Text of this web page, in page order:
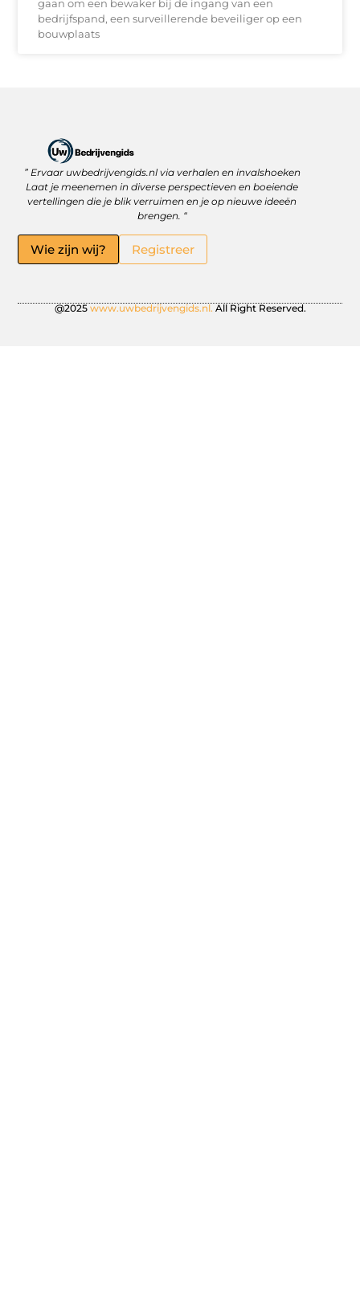
gaan om een bewaker bij de ingang van een
bedrijfspand, een surveillerende beveiliger op een
bouwplaats
” Ervaar uwbedrijvengids.nl via verhalen en invalshoeken
Laat je meenemen in diverse perspectieven en boeiende
vertellingen die je blik verruimen en je op nieuwe ideeën
brengen. “
Wie zijn wij? Registreer
@2025 www.uwbedrijvengids.nl. All Right Reserved.